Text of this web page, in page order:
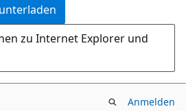
zu Internet Explorer und
Anmelden